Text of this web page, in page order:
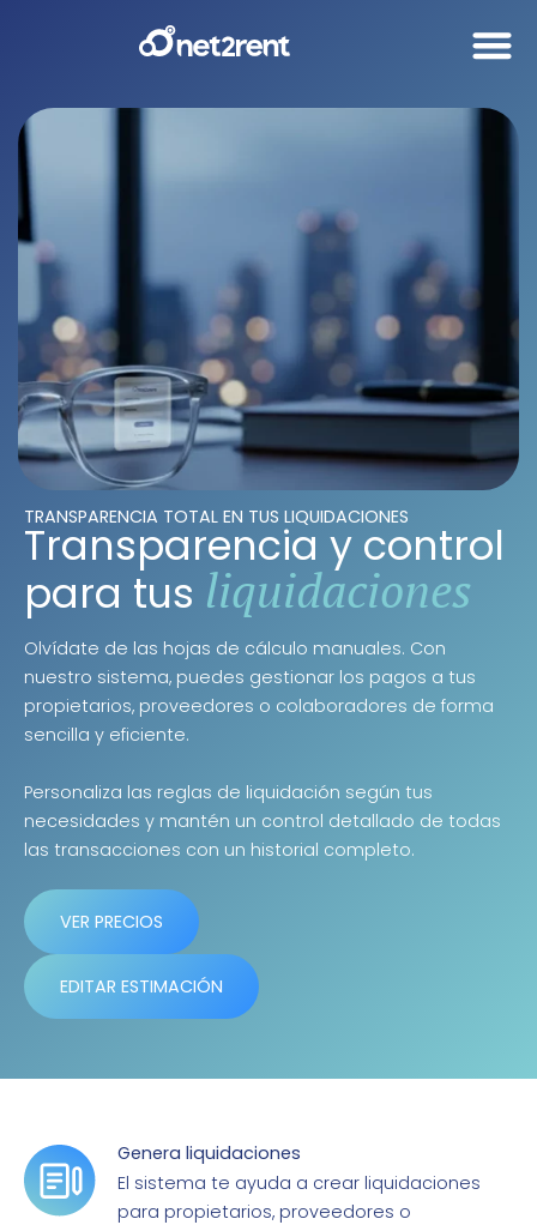
TRANSPARENCIA TOTAL EN TUS LIQUIDACIONES
Transparencia y control
para tus liquidaciones
Olvídate de las hojas de cálculo manuales. Con
nuestro sistema, puedes gestionar los pagos a tus
propietarios, proveedores o colaboradores de forma
sencilla y eficiente.
Personaliza las reglas de liquidación según tus
necesidades y mantén un control detallado de todas
las transacciones con un historial completo.
VER PRECIOS
EDITAR ESTIMACIÓN
Genera liquidaciones
El sistema te ayuda a crear liquidaciones
para propietarios, proveedores o